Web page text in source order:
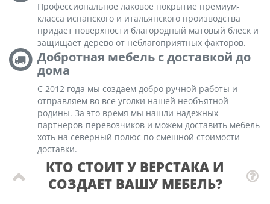
Профессиональное лаковое покрытие премиум-
класса испанского и итальянского производства
придает поверхности благородный матовый блеск и
защищает дерево от неблагоприятных факторов.
Добротная мебель с доставкой до
дома
С 2012 года мы создаем добро ручной работы и
отправляем во все уголки нашей необъятной
родины. За это время мы нашли надежных
партнеров-перевозчиков и можем доставить мебель
хоть на северный полюс по смешной стоимости
доставки.
КТО СТОИТ У ВЕРСТАКА И
СОЗДАЕТ ВАШУ МЕБЕЛЬ?